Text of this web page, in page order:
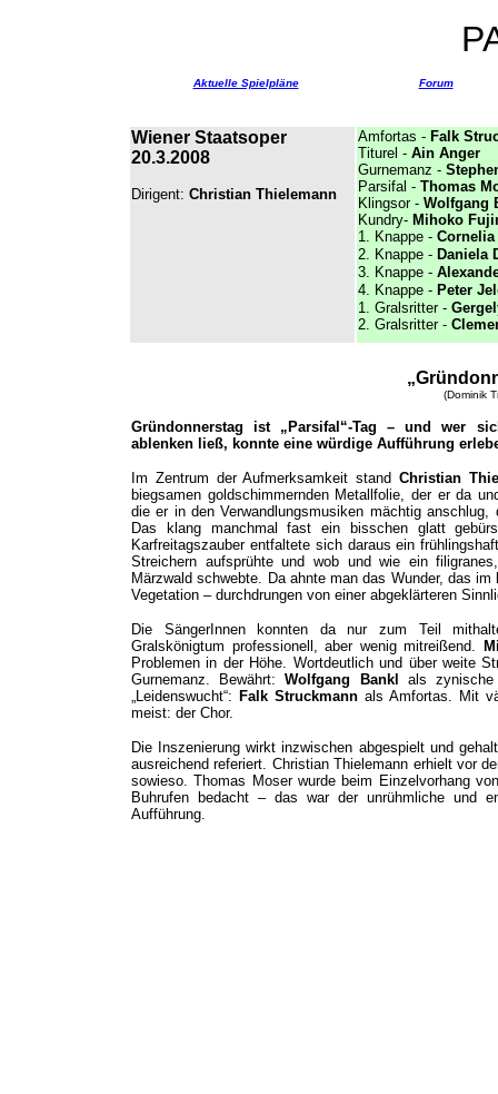
Aktuelle Spielpläne Forum
Wiener Staatsoper
20.3.2008
Dirigent: Christian Thielemann
Amfortas - Falk
Titurel - Ain Anger
Gurnemanz -
Parsifal - Thomas
Klingsor - Wolfgang
Kundry- Mihoko
1. Knappe - Cornelia
2. Knappe - Daniela
3. Knappe -
4. Knappe - Peter
1. Gralsritter -
2. Gralsritter -
(Dominik
Gründonnerstag ist „Parsifal“-Tag – und wer
ablenken ließ, konnte eine würdige Aufführung
Im Zentrum der Aufmerksamkeit stand Christian
biegsamen goldschimmernden Metallfolie, der er da
die er in den Verwandlungsmusiken mächtig
Das klang manchmal fast ein bisschen glatt
Karfreitagszauber entfaltete sich daraus ein
Streichern aufsprühte und wob und wie ein
Märzwald schwebte. Da ahnte man das Wunder, das
Vegetation – durchdrungen von einer abgeklärteren
Die SängerInnen konnten da nur zum Teil
Gralskönigtum professionell, aber wenig mitreißend.
Problemen in der Höhe. Wortdeutlich und über weite
Gurnemanz. Bewährt:Wolfgang Bankl
als zynische
„Leidenswucht“: Falk Struckmannals Amfortas. Mit
meist: der Chor.
Die Inszenierung wirkt inzwischen abgespielt und
ausreichend referiert. Christian Thielemann erhielt vor
sowieso. Thomas Moser wurde beim Einzelvorhang
Buhrufen bedacht – das war der unrühmliche und
Aufführung.